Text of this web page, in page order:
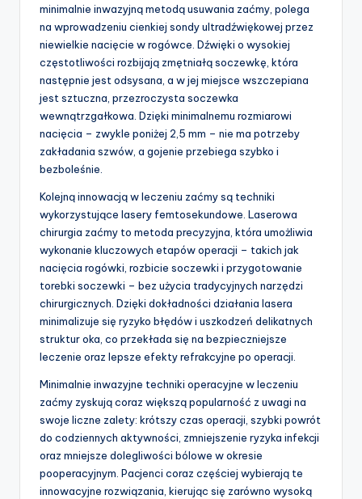
minimalnie inwazyjną metodą usuwania zaćmy, polega
na wprowadzeniu cienkiej sondy ultradźwiękowej przez
niewielkie nacięcie w rogówce. Dźwięki o wysokiej
częstotliwości rozbijają zmętniałą soczewkę, która
następnie jest odsysana, a w jej miejsce wszczepiana
jest sztuczna, przezroczysta soczewka
wewnątrzgałkowa. Dzięki minimalnemu rozmiarowi
nacięcia – zwykle poniżej 2,5 mm – nie ma potrzeby
zakładania szwów, a gojenie przebiega szybko i
bezboleśnie.
Kolejną innowacją w leczeniu zaćmy są techniki
wykorzystujące lasery femtosekundowe. Laserowa
chirurgia zaćmy to metoda precyzyjna, która umożliwia
wykonanie kluczowych etapów operacji – takich jak
nacięcia rogówki, rozbicie soczewki i przygotowanie
torebki soczewki – bez użycia tradycyjnych narzędzi
chirurgicznych. Dzięki dokładności działania lasera
minimalizuje się ryzyko błędów i uszkodzeń delikatnych
struktur oka, co przekłada się na bezpieczniejsze
leczenie oraz lepsze efekty refrakcyjne po operacji.
Minimalnie inwazyjne techniki operacyjne w leczeniu
zaćmy zyskują coraz większą popularność z uwagi na
swoje liczne zalety: krótszy czas operacji, szybki powrót
do codziennych aktywności, zmniejszenie ryzyka infekcji
oraz mniejsze dolegliwości bólowe w okresie
pooperacyjnym. Pacjenci coraz częściej wybierają te
innowacyjne rozwiązania, kierując się zarówno wysoką